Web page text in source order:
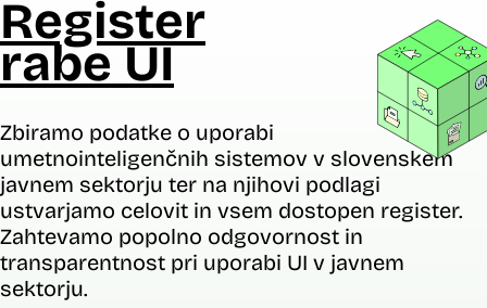
Register
rabe UI
Zbiramo podatke o uporabi
umetnointeligenčnih sistemov v slovenskem
javnem sektorju ter na njihovi podlagi
ustvarjamo celovit in vsem dostopen register.
Zahtevamo popolno odgovornost in
transparentnost pri uporabi UI v javnem
sektorju.